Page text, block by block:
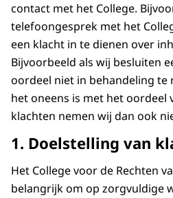
contact met het College.
telefoongesprek met het
een klacht in te dienen over
Bijvoorbeeld als wij besluiten
oordeel niet in behandeling te
het oneens is met het oordeel
klachten nemen wij dan ook
1. Doelstelling van
Het College voor de Rechten
belangrijk om op zorgvuldige